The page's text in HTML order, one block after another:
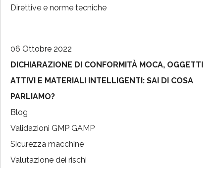
Direttive e norme tecniche
06 Ottobre 2022
DICHIARAZIONE DI CONFORMITÀ MOCA, OGGETTI
ATTIVI E MATERIALI INTELLIGENTI: SAI DI COSA
PARLIAMO?
Blog
Validazioni GMP GAMP
Sicurezza macchine
Valutazione dei rischi